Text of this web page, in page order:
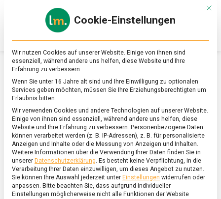
Online-
Magazin
zu
&
Ernährung
SCHLAGWORT:KONJUNKTUR
Mit
Cookie-Einstellungen
Wir nutzen Cookies auf unserer Website. Einige von ihnen sind
essenziell, während andere uns helfen, diese Website und Ihre
Erfahrung zu verbessern.
Wenn Sie unter 16 Jahre alt sind und Ihre Einwilligung zu optionalen
Services geben möchten, müssen Sie Ihre Erziehungsberechtigten um
Erlaubnis bitten.
Wir verwenden Cookies und andere Technologien auf unserer Website.
Einige von ihnen sind essenziell, während andere uns helfen, diese
Website und Ihre Erfahrung zu verbessern. Personenbezogene Daten
können verarbeitet werden (z. B. IP-Adressen), z. B. für personalisierte
Anzeigen und Inhalte oder die Messung von Anzeigen und Inhalten.
Weitere Informationen über die Verwendung Ihrer Daten finden Sie in
unserer Datenschutzerklärung. Es besteht keine Verpflichtung, in die
Verarbeitung Ihrer Daten einzuwilligen, um dieses Angebot zu nutzen.
Sie können Ihre Auswahl jederzeit unter Einstellungen widerrufen oder
anpassen. Bitte beachten Sie, dass aufgrund individueller
Einstellungen möglicherweise nicht alle Funktionen der Website